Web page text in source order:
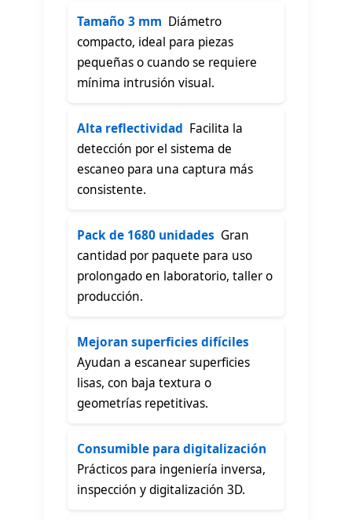
Tamaño 3 mm  Diámetro
compacto, ideal para piezas
pequeñas o cuando se requiere
mínima intrusión visual.
Alta reflectividad  Facilita la
detección por el sistema de
escaneo para una captura más
consistente.
Pack de 1680 unidades  Gran
cantidad por paquete para uso
prolongado en laboratorio, taller o
producción.
Mejoran superficies difíciles
Ayudan a escanear superficies
lisas, con baja textura o
geometrías repetitivas.
Consumible para digitalización
Prácticos para ingeniería inversa,
inspección y digitalización 3D.